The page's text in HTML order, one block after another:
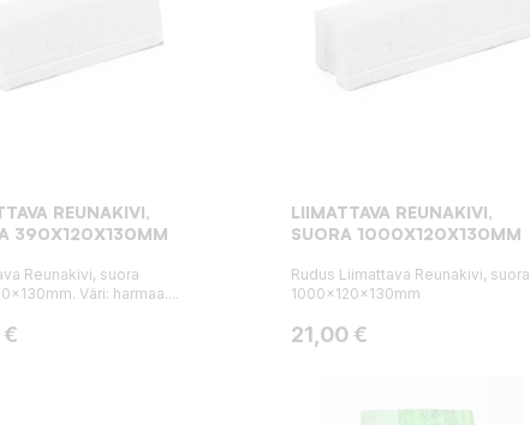
REUNAKIVI,
390X120X130MM
Reunakivi, suora
Väri: harmaa....
€
LIIMATTAVA REUNAKIVI,
SUORA 1000X120X130MM
Rudus Liimattava Reunakivi, suora
1000x120x130mm
Hinta
21,00 €